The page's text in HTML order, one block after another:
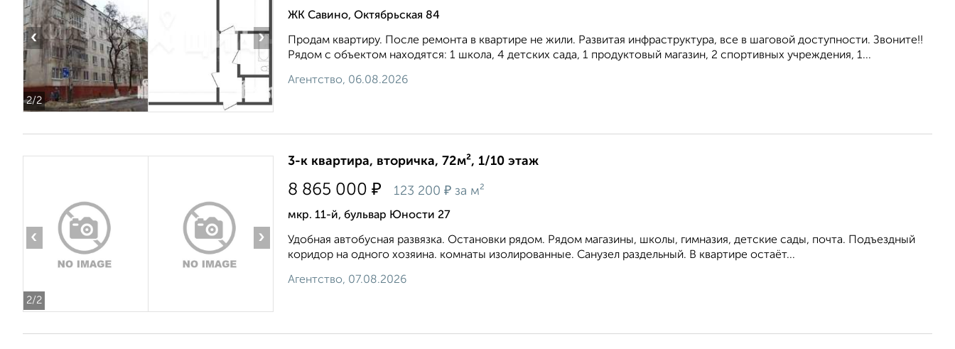
2/2
‹ ›
ЖК Савино, Октябрьская 84
Продам квартиру. После ремонта в квартире не жили. Развитая инфраструктура, все в шаговой доступности. Звоните!!
Рядом с объектом находятся: 1 школа, 4 детских сада, 1 продуктовый магазин, 2 спортивных учреждения, 1...
Агентство, 06.08.2026
2/2
‹ ›
3-к квартира, вторичка, 72м², 1/10 этаж
8 865 000 ₽ 123 200 ₽ за м²
мкр. 11-й, бульвар Юности 27
Удобная автобусная развязка. Остановки рядом. Рядом магазины, школы, гимназия, детские сады, почта. Подъездный
коридор на одного хозяина. комнаты изолированные. Санузел раздельный. В квартире остаёт...
Агентство, 07.08.2026